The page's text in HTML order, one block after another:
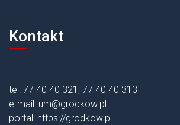
Kontakt
tel: 77 40 40 321, 77 40 40 313
e-mail: um@grodkow.pl
portal: https://grodkow.pl